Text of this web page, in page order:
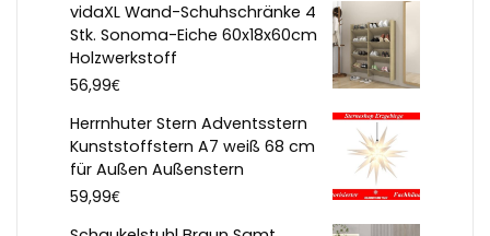
vidaXL Wand-Schuhschränke 4
Stk. Sonoma-Eiche 60x18x60cm
Holzwerkstoff
56,99€
Herrnhuter Stern Adventsstern
Kunststoffstern A7 weiß 68 cm
für Außen Außenstern
59,99€